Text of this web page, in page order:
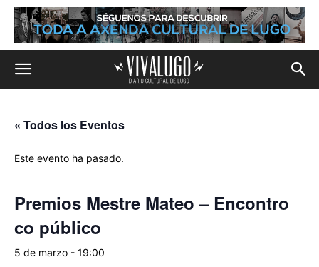
« Todos los Eventos
Este evento ha pasado.
Premios Mestre Mateo – Encontro
co público
5 de marzo - 19:00